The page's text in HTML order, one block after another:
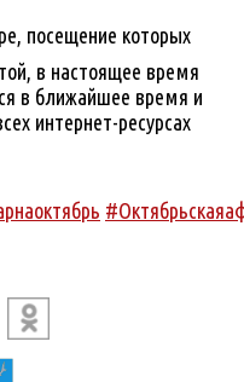
посещение которых
в настоящее время
в ближайшее время и
интернет-ресурсах